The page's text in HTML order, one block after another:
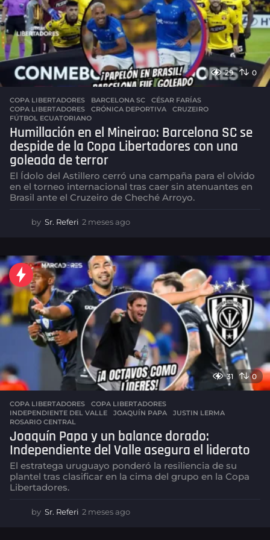
o
29 0
COPA LIBERTADORES BARCELONA SC ,CÉSAR FARÍAS
COPA LIBERTADORES
,CRÓNICA DEPORTIVA ,CRUZEIRO
FÚTBOL ECUATORIANO
Humillación en el Mineirao: Barcelona SC se
despide de la Copa Libertadores con una
goleada de terror
El Ídolo del Astillero cerró una campaña para el olvido
en el torneo internacional tras caer sin atenuantes en
Brasil ante el Cruzeiro de Cheché Arroyo.
by Sr. Referi 2 meses ago
s
e
s
a
g
o
31 0
COPA LIBERTADORES COPA LIBERTADORES
INDEPENDIENTE DEL VALLE
,JOAQUÍN PAPA ,JUSTIN LERMA
ROSARIO CENTRAL
Joaquín Papa y un balance dorado:
Independiente del Valle asegura el liderato
El estratega uruguayo ponderó la resiliencia de su
plantel tras clasificar en la cima del grupo en la Copa
Libertadores.
by Sr. Referi 2 meses ago